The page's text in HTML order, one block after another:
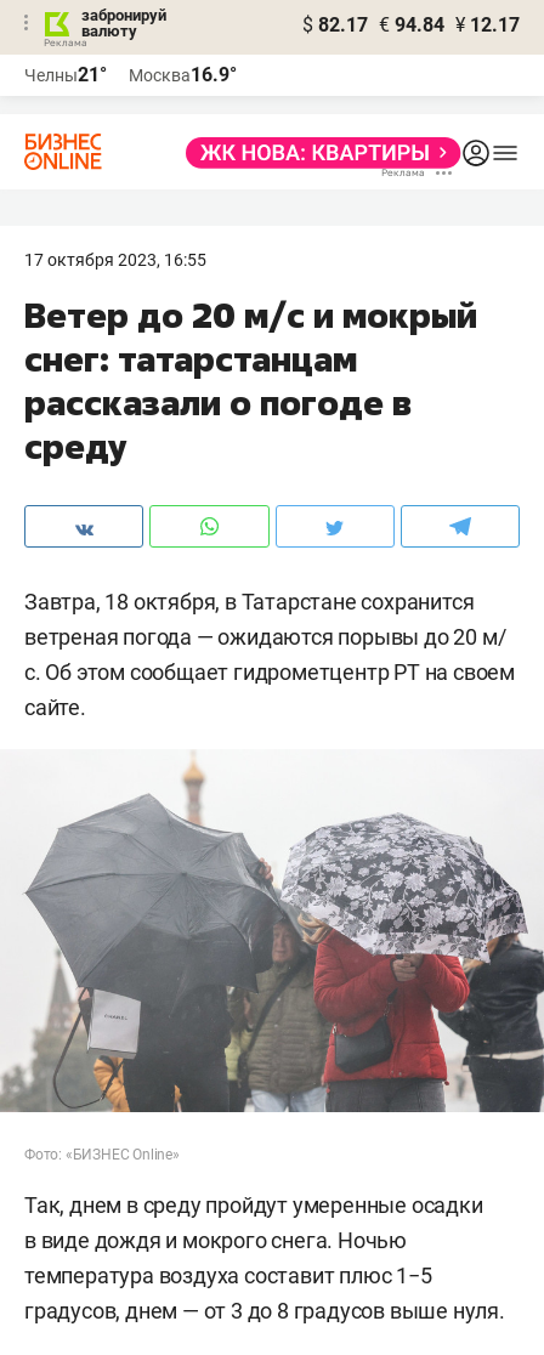
забронируй
валюту
$ 82.17 € 94.84 ¥ 12.17
Челны21° Москва16.9°
17 октября 2023, 16:55
Ветер до 20 м/с и мокрый
снег: татарстанцам
рассказали о погоде в
среду
Завтра, 18 октября, в Татарстане сохранится
ветреная погода — ожидаются порывы до 20 м/
с. Об этом сообщает гидрометцентр РТ на своем
сайте.
Фото: «БИЗНЕС Online»
Так, днем в среду пройдут умеренные осадки
в виде дождя и мокрого снега. Ночью
температура воздуха составит плюс 1−5
градусов, днем — от 3 до 8 градусов выше нуля.